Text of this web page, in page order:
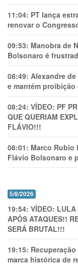
11:04: PT lança
renovar o
09:53: Manobra de
Bolsonaro é
08:49: Alexandre
e mantém
08:24: VÍDEO: PF
QUE QUERIAM
FLÁVIO!!!
08:01: Marco Rubio
Flávio Bolsonaro e
5/8/2026
19:54: VÍDEO: LULA
APÓS ATAQUES!!
SERÁ BRUTAL!!!
19:15:
marca histórica de